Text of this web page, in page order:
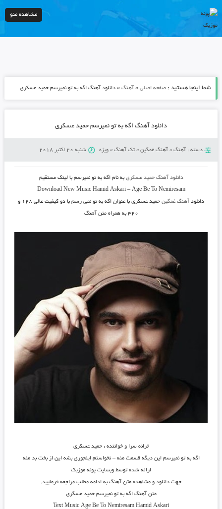
مشاهده منو
شما اینجا هستید : صفحه اصلی» آهنگ» دانلود آهنگ اگه به تو نمیرسم حمید عسکری
دانلود آهنگ اگه به تو نمیرسم حمید عسکری
دسته : آهنگ» آهنگ غمگین» تک آهنگ» ویژه شنبه 20 اکتبر 2018
دانلود آهنگ حمید عسکری به ناماگه به تو نمیرسم با لینک مستقیم
Download New Music Hamid Askari– Age Be To Nemiresam
دانلود آهنگ غمگین حمید عسکریبا عنوان اگه به تو نمی رسم
با دو کیفیت عالی ۱۲۸ و
۳۲۰ به همراه متن آهنگ
ترانه سرا و خواننده : حمید عسکری
اگه به تو نمیرسم این دیگه قسمت منه – نخواستم اینجوری بشه این از بخت بد منه
ارائه شده توسط وبسایت پونه موزیک
جهت دانلود و مشاهده متن آهنگ به ادامه مطلب مراجعه فرمایید.
متن آهنگ اگه به تو نمیرسم حمید عسگری
Text Music Age Be To Nemiresam Hamid Askari